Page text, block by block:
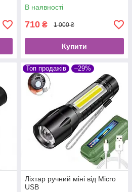
В наявності
710 ₴ 1 000 ₴
Купити
Топ продажів –29%
Ліхтар ручний міні від Micro
USB